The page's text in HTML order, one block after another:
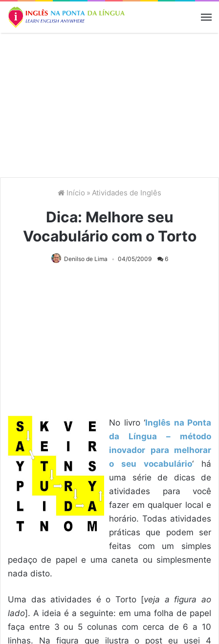
Início » Atividades de Inglês
Dica: Melhore seu
Vocabulário com o Torto
Denilso de Lima 04/05/2009 6
No livro ‘Inglês na Ponta
da Língua – método
inovador para melhorar
o seu vocabulário‘ há
uma série de dicas de
atividades para você
fazer em qualquer local e
horário. Todas atividades
práticas que podem ser
feitas com um simples
pedaço de papel e uma caneta ou simplesmente
nada disto.
Uma das atividades é o Torto [veja a figura ao
lado]. A ideia é a seguinte: em uma folha de papel
faça entre 3 ou 5 colunas com cerca de 6 a 10
linhas. Na figura que ilustra o post eu usei 4